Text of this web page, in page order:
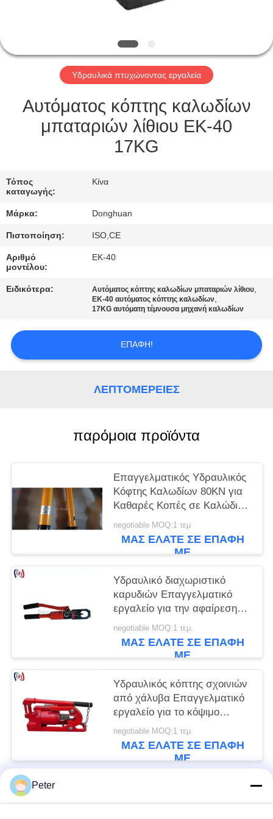
ΕΙΔΉΣΕΙΣ
ΖΗΤΉΣΤΕ
ΜΙΑ
ΠΡΟΣΦΟΡΆ
SITEMAP
ΠΟΛΙΤΙΚΉ
ΑΠΟΡΡΉΤΟΥ
Υδραυλικά πτυχώνοντας εργαλεία
Αυτόματος κόπτης καλωδίων
μπαταριών λίθιου ΕΚ-40
17KG
Τόπος
καταγωγής:
Κίνα
Μάρκα: Donghuan
Πιστοποίηση: ISO,CE
Αριθμό
μοντέλου:
ΕΚ-40
Ειδικότερα: Αυτόματος κόπτης καλωδίων μπαταριών λίθιου,
ΕΚ-40 αυτόματος κόπτης καλωδίων,
17KG αυτόματη τέμνουσα μηχανή καλωδίων
ΕΠΑΦΉ!
ΛΕΠΤΟΜΈΡΕΙΕΣ
παρόμοια προϊόντα
Επαγγελματικός Υδραυλικός
Κόφτης Καλωδίων 80KN για
Καθαρές Κοπές σε Καλώδια
Υψηλής Τάσης και Χάλκινες
Καλώδια
negotiable MOQ:1 τεμ
ΜΑΣ ΕΛΆΤΕ ΣΕ ΕΠΑΦΉ
ΜΕ
Υδραυλικό διαχωριστικό
καρυδιών Επαγγελματικό
εργαλείο για την αφαίρεση
των πεισματικών καρυδιών
negotiable MOQ:1 τεμ.
ΜΑΣ ΕΛΆΤΕ ΣΕ ΕΠΑΦΉ
ΜΕ
Υδραυλικός κόπτης σχοινιών
από χάλυβα Επαγγελματικό
εργαλείο για το κόψιμο
καλωδίων βαρέων
απαιτήσεων
negotiable MOQ:1 τεμ.
ΜΑΣ ΕΛΆΤΕ ΣΕ ΕΠΑΦΉ
ΜΕ
Λαϊκή κατηγορία
Peter